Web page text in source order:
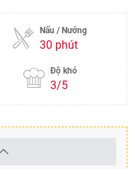
Nấu / Nướng
30 phút
Độ khó
3/5